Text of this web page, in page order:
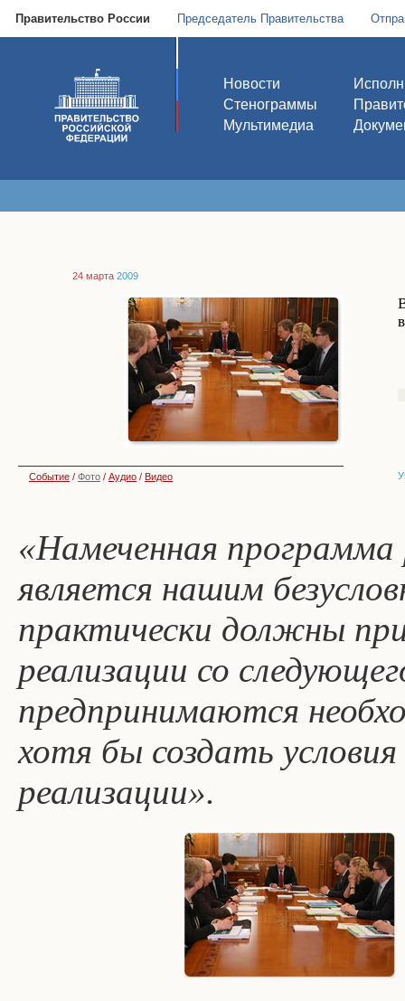
Правительство России Председатель Правительства
Новости
Стенограммы
Мультимедиа
24 марта 2009
Событие / Фото / Аудио / Видео
«Намеченная
является нашим
практически должны
реализации со
предпринимаются
хотя бы создать
реализации».